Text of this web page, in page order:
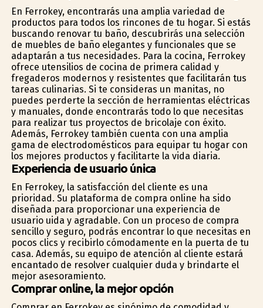
En Ferrokey, encontrarás una amplia variedad de
productos para todos los rincones de tu hogar. Si estás
buscando renovar tu baño, descubrirás una selección
de muebles de baño elegantes y funcionales que se
adaptarán a tus necesidades. Para la cocina, Ferrokey
ofrece utensilios de cocina de primera calidad y
fregaderos modernos y resistentes que facilitarán tus
tareas culinarias. Si te consideras un manitas, no
puedes perderte la sección de herramientas eléctricas
y manuales, donde encontrarás todo lo que necesitas
para realizar tus proyectos de bricolaje con éxito.
Además, Ferrokey también cuenta con una amplia
gama de electrodomésticos para equipar tu hogar con
los mejores productos y facilitarte la vida diaria.
Experiencia de usuario única
En Ferrokey, la satisfacción del cliente es una
prioridad. Su plataforma de compra online ha sido
diseñada para proporcionar una experiencia de
usuario fluida y agradable. Con un proceso de compra
sencillo y seguro, podrás encontrar lo que necesitas en
pocos clics y recibirlo cómodamente en la puerta de tu
casa. Además, su equipo de atención al cliente estará
encantado de resolver cualquier duda y brindarte el
mejor asesoramiento.
Comprar online, la mejor opción